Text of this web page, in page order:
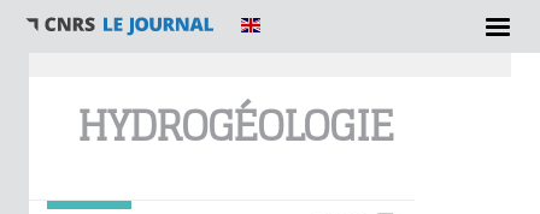
HYDROGÉOLOGIE